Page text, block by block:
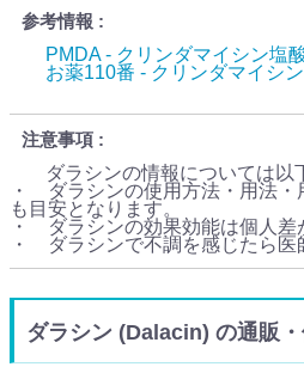
参考情報
PMDA - クリンダマイシン塩
お薬110番 - クリンダマイシ
注意事項
ダラシンの情報については以
・ ダラシンの使用方法・用法・
も目安となります。
・ ダラシンの効果効能は個人差
・ ダラシンで不調を感じたら医
ダラシン (Dalacin) の通販